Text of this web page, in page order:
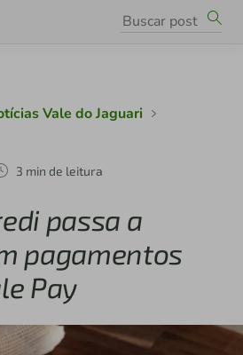
Vale do Jaguari
3 min de leitura
passa a
pagamentos
Pay